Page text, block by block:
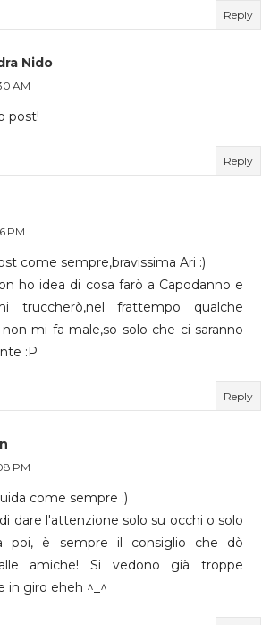
Reply
Nido
AM
post!
Reply
PM
come sempre,bravissima Ari :)
ho idea di cosa farò a Capodanno e
truccherò,nel frattempo qualche
mi fa male,so solo che ci saranno
:P
Reply
PM
come sempre :)
dare l'attenzione solo su occhi o solo
poi, è sempre il consiglio che dò
amiche! Si vedono già troppe
in giro eheh ^_^